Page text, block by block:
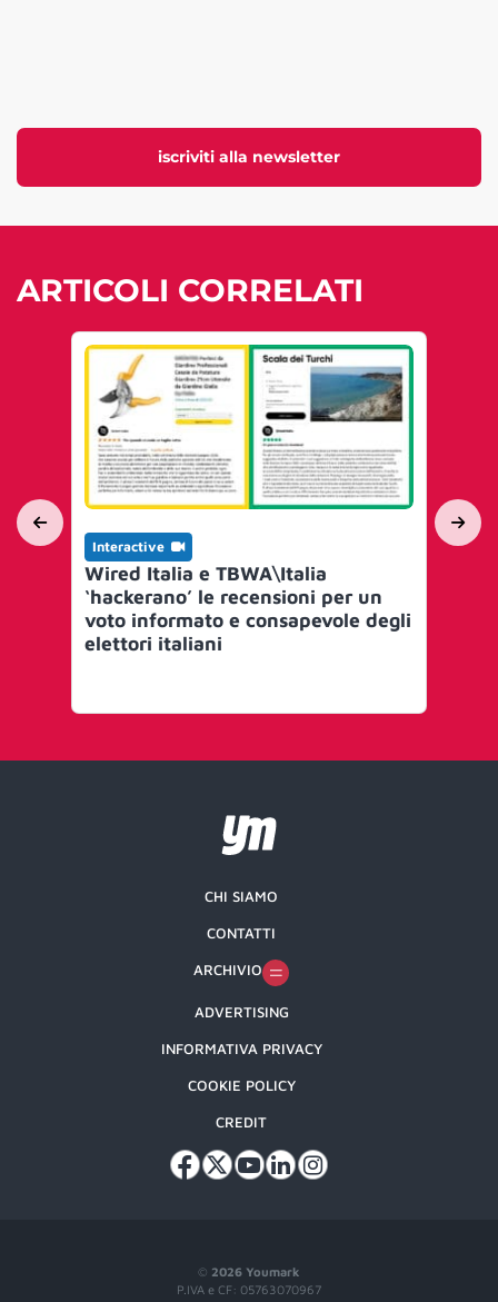
iscriviti alla newsletter
ARTICOLI CORRELATI
Interactive
Wired Italia e TBWA\Italia
‘hackerano’ le recensioni per un
voto informato e consapevole degli
elettori italiani
© 2026 Youmark
P.IVA e CF: 05763070967
CHI SIAMO
CONTATTI
ARCHIVIO
ADVERTISING
INFORMATIVA PRIVACY
COOKIE POLICY
CREDIT